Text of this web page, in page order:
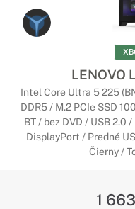
LENOVO
Intel Core Ultra 5 225
DDR5 / M.2 PCIe SSD
BT / bez DVD / USB 2.0
DisplayPort / Predné
Čierny /
1